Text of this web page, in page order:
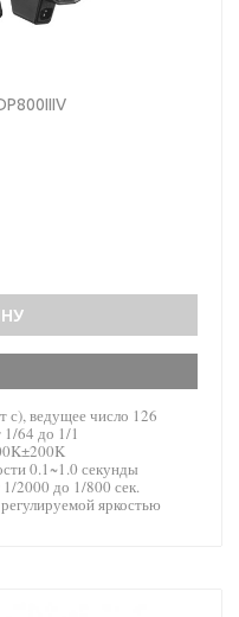
ведущее число 126
1/64 до 1/1
0.1~1.0 секунды
2000 до 1/800 сек.
яркостью